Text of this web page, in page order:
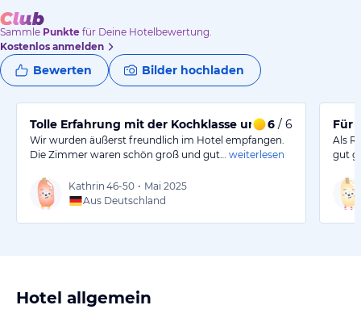
Sammle Punkte für Deine Hotelbewertung.
Kostenlos anmelden
Bewerten Bilder hochladen
Tolle Erfahrung mit der Kochklasse und schönem
6 / 6
Wir wurden äußerst freundlich im Hotel empfangen.
Die Zimmer waren schön groß und gut…
weiterlesen
Kathrin 46-50 • Mai 2025
Aus Deutschland
Für
Als
gut
Hotel allgemein